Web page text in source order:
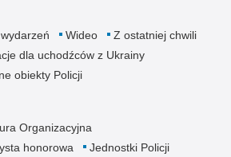
Wideo
Z ostatniej chwili
dla uchodźców z Ukrainy
obiekty Policji
Organizacyjna
honorowa
Jednostki Policji